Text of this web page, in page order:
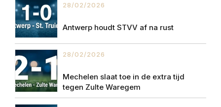
28/02/2026
Antwerp houdt STVV af na rust
28/02/2026
Mechelen slaat toe in de extra tijd
tegen Zulte Waregem